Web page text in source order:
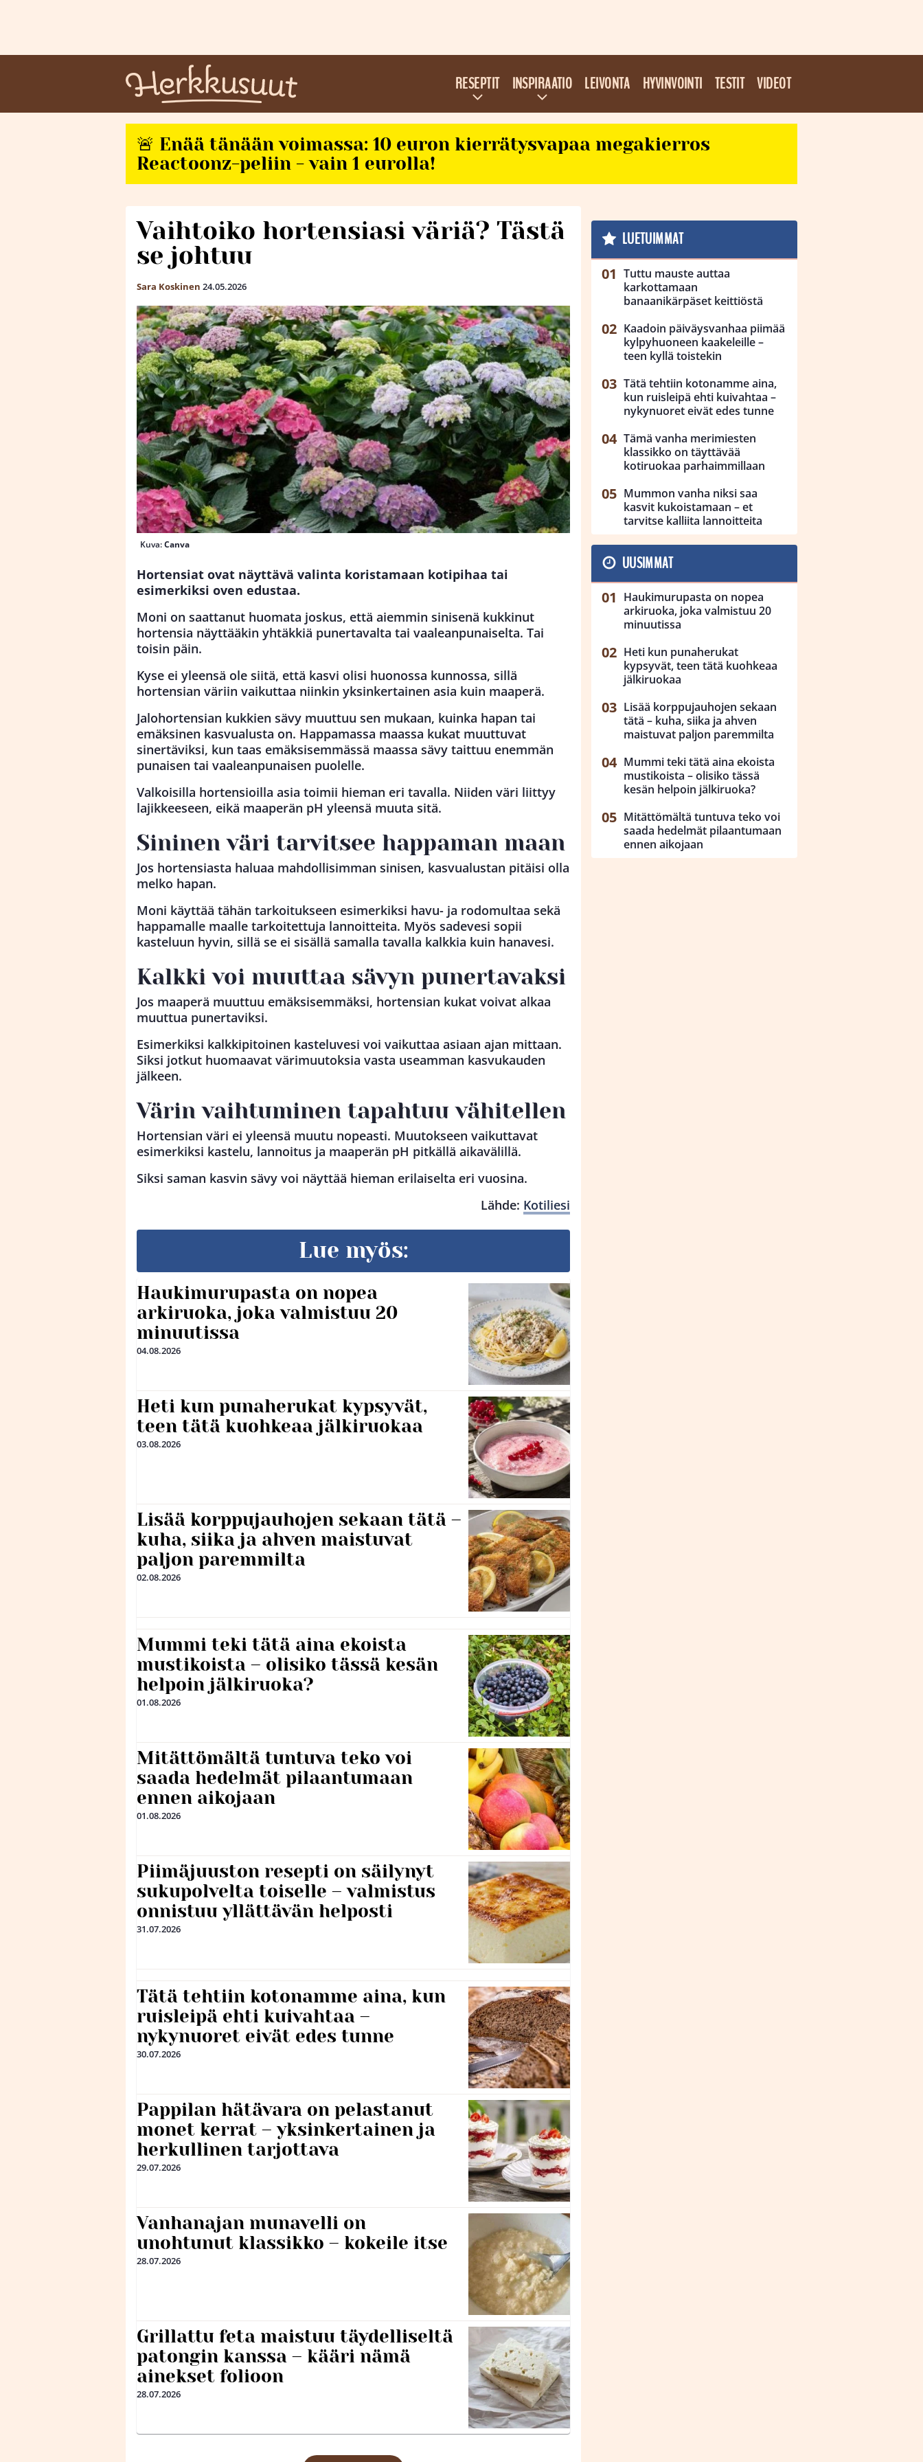
RESEPTIT INSPIRAATIO LEIVONTA HYVINVOINTI TESTIT VIDEOT
🚨 Enää tänään voimassa: 10 euron kierrätysvapaa megakierros
Reactoonz-peliin - vain 1 eurolla!
Vaihtoiko hortensiasi väriä? Tästä
se johtuu
Sara Koskinen 24.05.2026
Kuva:Canva
Hortensiat ovat näyttävä valinta koristamaan kotipihaa tai
esimerkiksi oven edustaa.
Moni on saattanut huomata joskus, että aiemmin sinisenä kukkinut
hortensia näyttääkin yhtäkkiä punertavalta tai vaaleanpunaiselta. Tai
toisin päin.
Kyse ei yleensä ole siitä, että kasvi olisi huonossa kunnossa, sillä
hortensian väriin vaikuttaa niinkin yksinkertainen asia kuin maaperä.
Jalohortensian kukkien sävy muuttuu sen mukaan, kuinka hapan tai
emäksinen kasvualusta on. Happamassa maassa kukat muuttuvat
sinertäviksi, kun taas emäksisemmässä maassa sävy taittuu enemmän
punaisen tai vaaleanpunaisen puolelle.
Valkoisilla hortensioilla asia toimii hieman eri tavalla. Niiden väri liittyy
lajikkeeseen, eikä maaperän pH yleensä muuta sitä.
Sininen väri tarvitsee happaman maan
Jos hortensiasta haluaa mahdollisimman sinisen, kasvualustan pitäisi olla
melko hapan.
Moni käyttää tähän tarkoitukseen esimerkiksi havu- ja rodomultaa sekä
happamalle maalle tarkoitettuja lannoitteita. Myös sadevesi sopii
kasteluun hyvin, sillä se ei sisällä samalla tavalla kalkkia kuin hanavesi.
Kalkki voi muuttaa sävyn punertavaksi
Jos maaperä muuttuu emäksisemmäksi, hortensian kukat voivat alkaa
muuttua punertaviksi.
Esimerkiksi kalkkipitoinen kasteluvesi voi vaikuttaa asiaan ajan mittaan.
Siksi jotkut huomaavat värimuutoksia vasta useamman kasvukauden
jälkeen.
Värin vaihtuminen tapahtuu vähitellen
Hortensian väri ei yleensä muutu nopeasti. Muutokseen vaikuttavat
esimerkiksi kastelu, lannoitus ja maaperän pH pitkällä aikavälillä.
Siksi saman kasvin sävy voi näyttää hieman erilaiselta eri vuosina.
Lähde: Kotiliesi
Lue myös:
Haukimurupasta on nopea
arkiruoka, joka valmistuu 20
minuutissa
04.08.2026
Heti kun punaherukat kypsyvät,
teen tätä kuohkeaa jälkiruokaa
03.08.2026
Lisää korppujauhojen sekaan tätä –
kuha, siika ja ahven maistuvat
paljon paremmilta
02.08.2026
Mummi teki tätä aina ekoista
mustikoista – olisiko tässä kesän
helpoin jälkiruoka?
01.08.2026
Mitättömältä tuntuva teko voi
saada hedelmät pilaantumaan
ennen aikojaan
01.08.2026
Piimäjuuston resepti on säilynyt
sukupolvelta toiselle – valmistus
onnistuu yllättävän helposti
31.07.2026
Tätä tehtiin kotonamme aina, kun
ruisleipä ehti kuivahtaa –
nykynuoret eivät edes tunne
30.07.2026
Pappilan hätävara on pelastanut
monet kerrat – yksinkertainen ja
herkullinen tarjottava
29.07.2026
Vanhanajan munavelli on
unohtunut klassikko – kokeile itse
28.07.2026
Grillattu feta maistuu täydelliseltä
patongin kanssa – kääri nämä
ainekset folioon
28.07.2026
LUETUIMMAT
Tuttu mauste auttaa
karkottamaan
banaanikärpäset keittiöstä
Kaadoin päiväysvanhaa piimää
kylpyhuoneen kaakeleille –
teen kyllä toistekin
Tätä tehtiin kotonamme aina,
kun ruisleipä ehti kuivahtaa –
nykynuoret eivät edes tunne
Tämä vanha merimiesten
klassikko on täyttävää
kotiruokaa parhaimmillaan
Mummon vanha niksi saa
kasvit kukoistamaan – et
tarvitse kalliita lannoitteita
UUSIMMAT
Haukimurupasta on nopea
arkiruoka, joka valmistuu 20
minuutissa
Heti kun punaherukat
kypsyvät, teen tätä kuohkeaa
jälkiruokaa
Lisää korppujauhojen sekaan
tätä – kuha, siika ja ahven
maistuvat paljon paremmilta
Mummi teki tätä aina ekoista
mustikoista – olisiko tässä
kesän helpoin jälkiruoka?
Mitättömältä tuntuva teko voi
saada hedelmät pilaantumaan
ennen aikojaan